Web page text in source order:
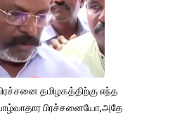
பிரச்சனை தமிழகத்திற்கு எந்த
பிரச்சனையோ,அதே